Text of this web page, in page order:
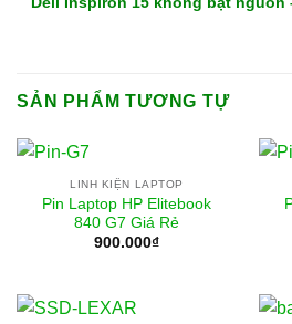
SẢN PHẨM TƯƠNG TỰ
LINH KIỆN LAPTOP
Pin Laptop HP Elitebook
840 G7 Giá Rẻ
900.000₫